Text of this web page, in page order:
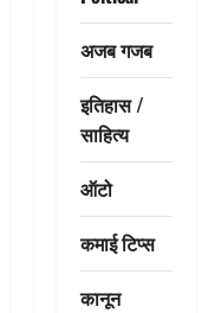
अजब गजब
इतिहास /
साहित्य
ऑटो
कमाई टिप्स
कानून